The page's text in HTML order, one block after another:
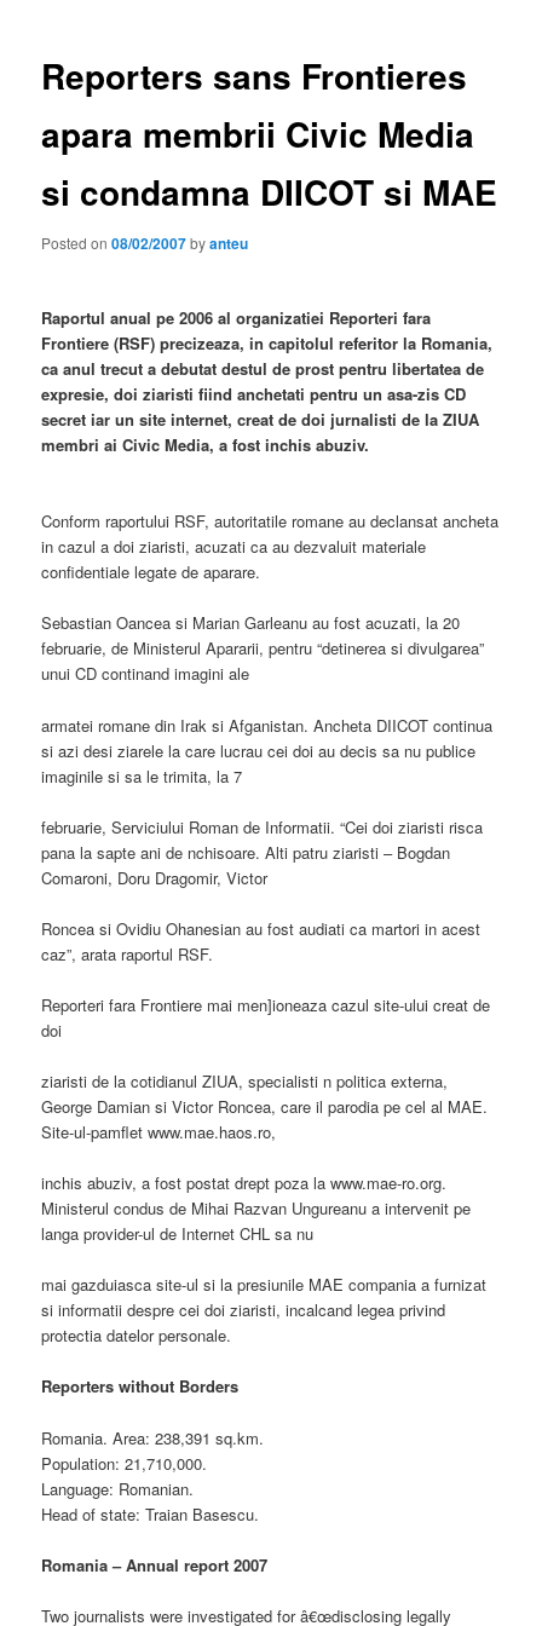
Reporters sans Frontieres
apara membrii Civic Media
si condamna DIICOT si MAE
Posted on08/02/2007byanteu
Raportul anual pe 2006 al organizatiei Reporteri fara
Frontiere (RSF) precizeaza, in capitolul referitor la Romania,
ca anul trecut a debutat destul de prost pentru libertatea de
expresie, doi ziaristi fiind anchetati pentru un asa-zis CD
secret iar un site internet, creat de doi jurnalisti de la ZIUA
membri ai Civic Media, a fost inchis abuziv.
Conform raportului RSF, autoritatile romane au declansat ancheta
in cazul a doi ziaristi, acuzati ca au dezvaluit materiale
confidentiale legate de aparare.
Sebastian Oancea si Marian Garleanu au fost acuzati, la 20
februarie, de Ministerul Apararii, pentru “detinerea si divulgarea”
unui CD continand imagini ale
armatei romane din Irak si Afganistan. Ancheta DIICOT continua
si azi desi ziarele la care lucrau cei doi au decis sa nu publice
imaginile si sa le trimita, la 7
februarie, Serviciului Roman de Informatii. “Cei doi ziaristi risca
pana la sapte ani de nchisoare. Alti patru ziaristi – Bogdan
Comaroni, Doru Dragomir, Victor
Roncea si Ovidiu Ohanesian au fost audiati ca martori in acest
caz”, arata raportul RSF.
Reporteri fara Frontiere mai men]ioneaza cazul site-ului creat de
doi
ziaristi de la cotidianul ZIUA, specialisti n politica externa,
George Damian si Victor Roncea, care il parodia pe cel al MAE.
Site-ul-pamflet www.mae.haos.ro,
inchis abuziv, a fost postat drept poza la www.mae-ro.org.
Ministerul condus de Mihai Razvan Ungureanu a intervenit pe
langa provider-ul de Internet CHL sa nu
mai gazduiasca site-ul si la presiunile MAE compania a furnizat
si informatii despre cei doi ziaristi, incalcand legea privind
protectia datelor personale.
Reporters without Borders
Romania. Area: 238,391 sq.km.
Population: 21,710,000.
Language: Romanian.
Head of state: Traian Basescu.
Romania – Annual report 2007
Two journalists were investigated for â€œdisclosing legally